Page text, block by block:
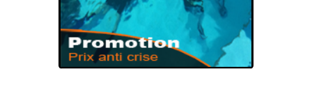
TECHNIQUE DE
PLONGÉE